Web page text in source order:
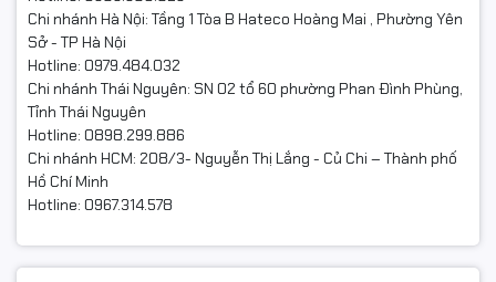
Chi nhánh Hà Nội: Tầng 1 Tòa B Hateco Hoàng Mai , Phường Yên
Sở - TP Hà Nội
Hotline: 0979.484.032
Chi nhánh Thái Nguyên: SN 02 tổ 60 phường Phan Đình Phùng,
Tỉnh Thái Nguyên
Hotline: 0898.299.886
Chi nhánh HCM: 208/3- Nguyễn Thị Lắng - Củ Chi – Thành phố
Hồ Chí Minh
Hotline: 0967.314.578